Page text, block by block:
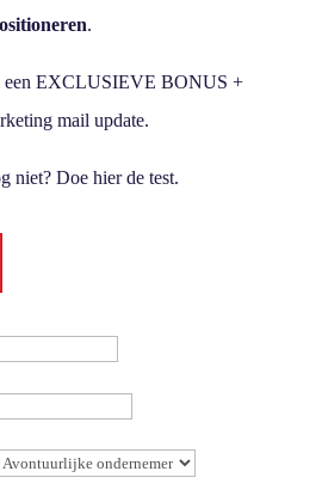
.
een EXCLUSIEVE BONUS +
mail update.
niet? Doe hier de test.